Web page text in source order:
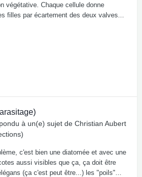
végétative. Chaque cellule donne
filles par écartement des deux valves...
à un(e) sujet de Christian Aubert
c'est bien une diatomée et avec une
aussi visibles que ça, ça doit être
(ça c'est peut être...) les "poils"...